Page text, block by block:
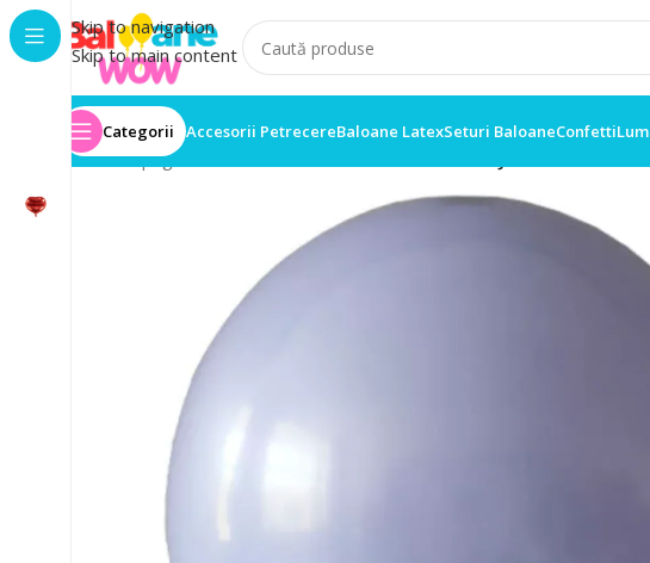
Skip to navigation
Skip to main content
Categorii Accesorii PetrecereBaloane LatexSeturi BaloaneConfetti
Prima pagină